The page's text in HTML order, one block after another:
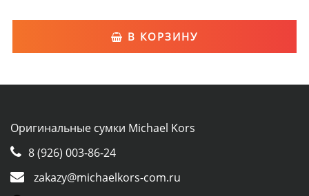
В КОРЗИНУ
Оригинальные сумки Michael Kors
8 (926) 003-86-24
zakazy@michaelkors-com.ru